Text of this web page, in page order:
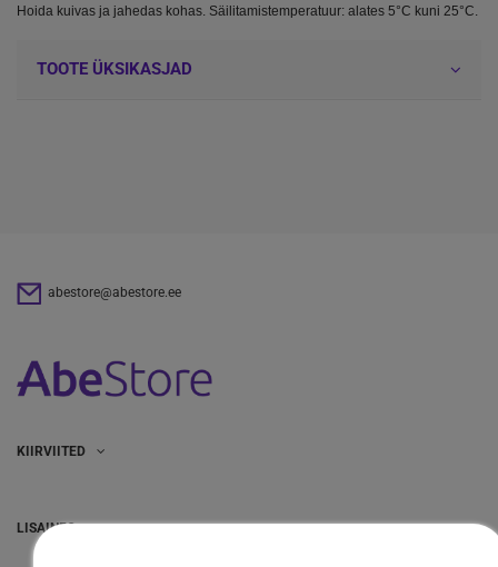
Hoida kuivas ja jahedas kohas. Säilitamistemperatuur: alates 5°C kuni 25°C.
TOOTE ÜKSIKASJAD
abestore@abestore.ee
KIIRVIITED
LISAINFO